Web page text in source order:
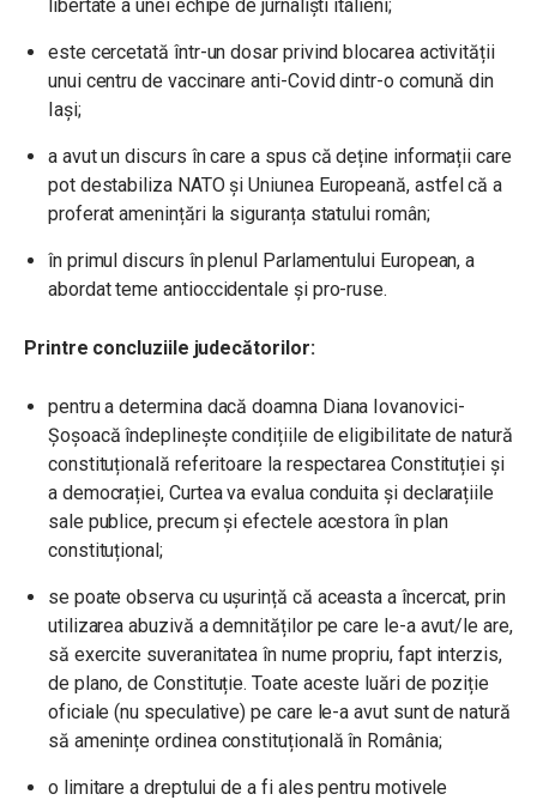
libertate a unei echipe de jurnaliști italieni;
este cercetată într-un dosar privind blocarea activității
unui centru de vaccinare anti-Covid dintr-o comună din
Iași;
a avut un discurs în care a spus că deține informații care
pot destabiliza NATO și Uniunea Europeană, astfel că a
proferat amenințări la siguranța statului român;
în primul discurs în plenul Parlamentului European, a
abordat teme antioccidentale și pro-ruse.
Printre concluziile judecătorilor:
pentru a determina dacă doamna Diana Iovanovici-
Șoșoacă îndeplinește condițiile de eligibilitate de natură
constituțională referitoare la respectarea Constituției și
a democrației, Curtea va evalua conduita și declarațiile
sale publice, precum și efectele acestora în plan
constituțional;
se poate observa cu ușurință că aceasta a încercat, prin
utilizarea abuzivă a demnităților pe care le-a avut/le are,
să exercite suveranitatea în nume propriu, fapt interzis,
de plano, de Constituție. Toate aceste luări de poziție
oficiale (nu speculative) pe care le-a avut sunt de natură
să amenințe ordinea constituțională în România;
o limitare a dreptului de a fi ales pentru motivele